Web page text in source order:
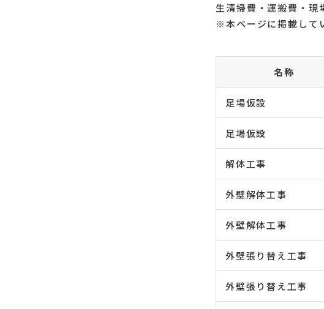
生清掃費・運搬費・現
※本ページに掲載して
名称
足場仮設
足場仮設
解体工事
外壁解体工事
外壁解体工事
外壁張り替え工事
外壁張り替え工事